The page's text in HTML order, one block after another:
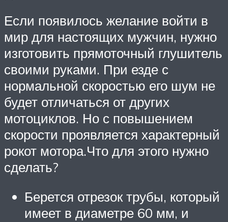
Если появилось желание войти в
мир для настоящих мужчин, нужно
изготовить прямоточный глушитель
своими руками. При езде с
нормальной скоростью его шум не
будет отличаться от других
мотоциклов. Но с повышением
скорости проявляется характерный
рокот мотора.Что для этого нужно
сделать?
Берется отрезок трубы, который
имеет в диаметре 60 мм, и